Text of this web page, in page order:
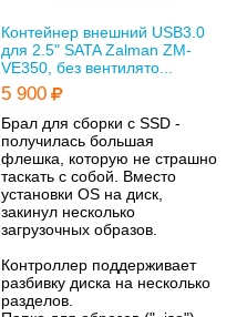
Контейнер внешний USB3.0
для 2.5" SATA Zalman ZM-
VE350, без вентилято...
5 900
Брал для сборки с SSD -
получилась большая
флешка, которую не страшно
таскать с собой. Вместо
установки OS на диск,
закинул несколько
загрузочных образов.
Контроллер поддерживает
разбивку диска на несколько
разделов.